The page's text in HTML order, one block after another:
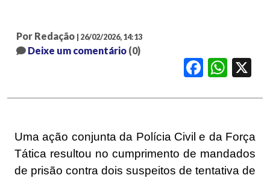
Por Redação | 26/02/2026, 14:13
Deixe um comentário (0)
FacebookWhatsApp
Uma ação conjunta da Polícia Civil e da Força
Tática resultou no cumprimento de mandados
de prisão contra dois suspeitos de tentativa de